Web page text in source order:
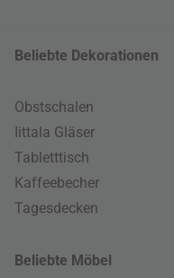
Beliebte Dekorationen
Obstschalen
Iittala Gläser
Tabletttisch
Kaffeebecher
Tagesdecken
Beliebte Möbel